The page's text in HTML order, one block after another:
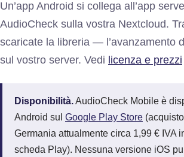
Un’app Android si collega all’app
AudioCheck sulla vostra Nextcloud.
scaricate la libreria — l’avanzamento
sul vostro server. Vedi licenza e prezzi
Disponibilità.AudioCheck Mobile è
Android sul Google Play Store
Germania attualmente circa 1,99 € IVA
scheda Play). Nessuna versione iOS